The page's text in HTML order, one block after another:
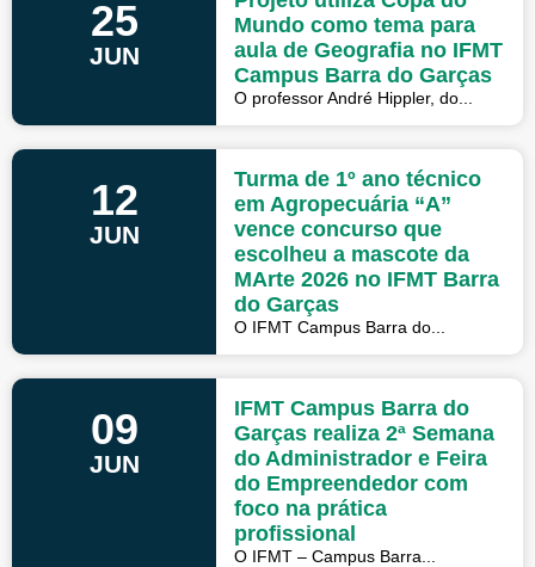
25
JUN
Mundo como tema para
aula de Geografia no IFMT
Campus Barra do Garças
O professor André Hippler, do...
12
JUN
Turma de 1º ano técnico
em Agropecuária “A”
vence concurso que
escolheu a mascote da
MArte 2026 no IFMT Barra
do Garças
O IFMT Campus Barra do...
09
JUN
IFMT Campus Barra do
Garças realiza 2ª Semana
do Administrador e Feira
do Empreendedor com
foco na prática
profissional
O IFMT – Campus Barra...